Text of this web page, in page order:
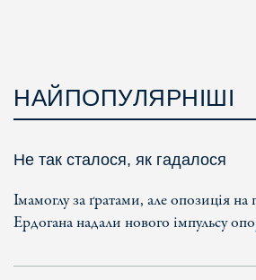
НАЙПОПУЛЯРНІШІ
Не так сталося, як гадалося
Імамоглу за ґратами, але опозиція на
Ердогана надали нового імпульсу